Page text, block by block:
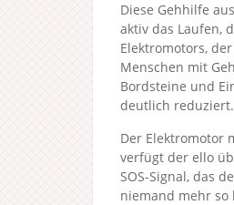
Diese Gehhilfe
aktiv das Laufen,
Elektromotors,
Menschen mit
Bordsteine und
deutlich reduziert.
Der Elektromotor
verfügt der ello
SOS-Signal, das
niemand mehr